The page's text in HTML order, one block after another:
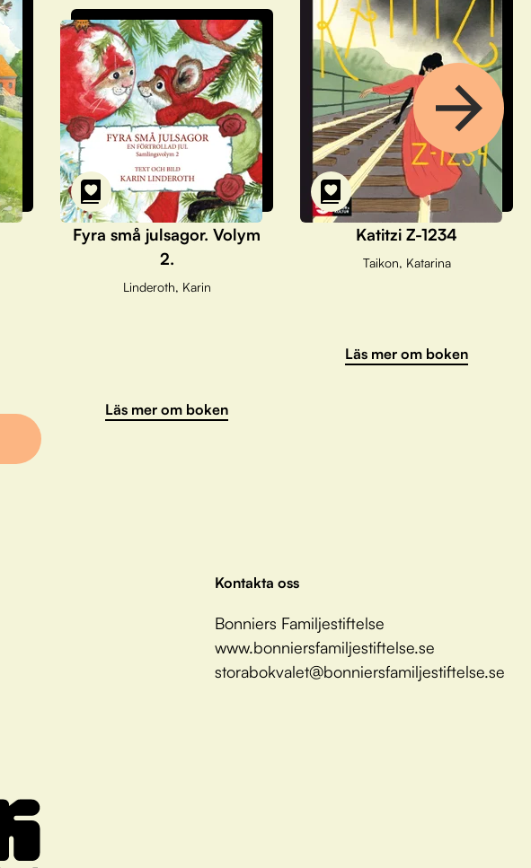
Fyra små julsagor. Volym
2.
Linderoth, Karin
Läs mer om boken
Katitzi Z-1234
Taikon, Katarina
Läs mer om boken
Kontakta oss
Bonniers Familjestiftelse
www.bonniersfamiljestiftelse.se
storabokvalet@bonniersfamiljestiftelse.se